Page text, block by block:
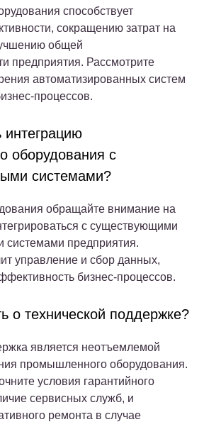
способствует
сокращению затрат на
общей
предприятия. Рассмотрите
автоматизированных систем
процессов.
интеграцию
оборудования с
системами?
обращайте внимание на
с существующими
предприятия.
управление и сбор данных,
бизнес-процессов.
о технической поддержке?
является неотъемлемой
промышленного оборудования.
условия гарантийного
сервисных служб, и
ремонта в случае